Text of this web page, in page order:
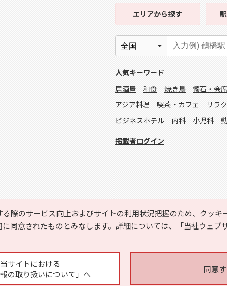
際のサービス向上およびサイトの利用状況把握のため、クッ
同意されたものとみなします。詳細については、
「当社ウェブ
当サイトにおける
報の取り扱いについて」へ
同意
エリアから探す
人気キーワード
居酒屋
和食 焼き鳥 懐石・会
アジア料理
喫茶・カフェ リラ
ビジネスホテル
内科 小児科
掲載者ログイン
Copyright © HYOJITO.Co.,Ltd. All Rights Reserved.